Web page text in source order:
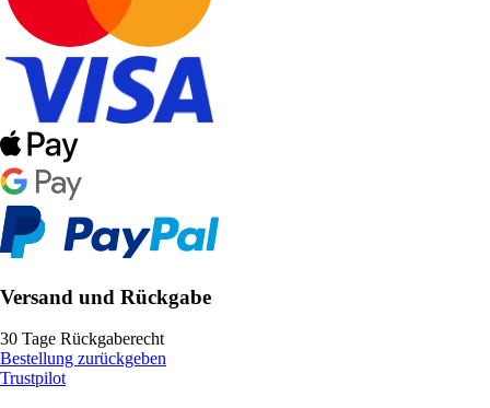
Versand und Rückgabe
30 Tage Rückgaberecht
Bestellung zurückgeben
Trustpilot